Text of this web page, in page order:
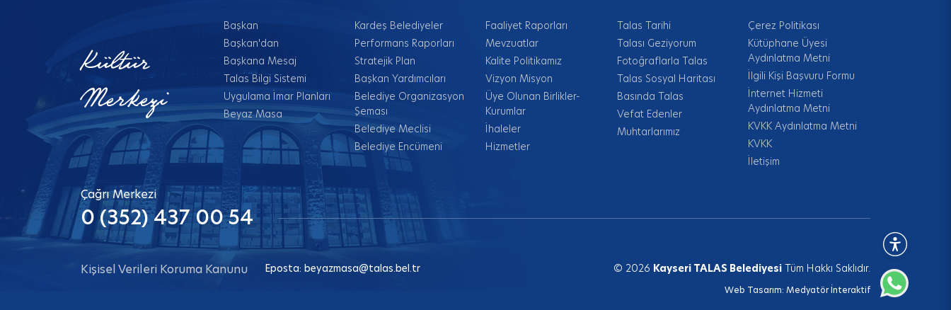
Kültür
Merkezi
Başkan
Başkan'dan
Başkana Mesaj
Talas Bilgi Sistemi
Uygulama İmar Planları
Beyaz Masa
Kardeş Belediyeler
Performans Raporları
Stratejik Plan
Başkan Yardımcıları
Belediye Organizasyon
Şeması
Belediye Meclisi
Belediye Encümeni
Faaliyet Raporları
Mevzuatlar
Kalite Politikamız
Vizyon Misyon
Üye Olunan Birlikler-
Kurumlar
İhaleler
Hizmetler
Talas Tarihi
Talası Geziyorum
Fotoğraflarla Talas
Talas Sosyal Haritası
Basında Talas
Vefat Edenler
Muhtarlarımız
Çerez Politikası
Kütüphane Üyesi
Aydınlatma Metni
İlgili Kişi Başvuru Formu
İnternet Hizmeti
Aydınlatma Metni
KVKK Aydınlatma Metni
KVKK
İletişim
Çağrı Merkezi
0 (352) 437 00 54
Kişisel Verileri Koruma Kanunu Eposta: beyazmasa@talas.bel.tr © 2026 Kayseri TALAS Belediyesi Tüm Hakkı Saklıdır.
Web Tasarım: Medyatör İnteraktif